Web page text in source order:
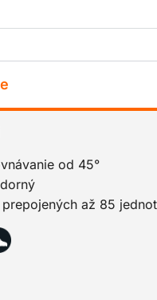
od 45°
až 85